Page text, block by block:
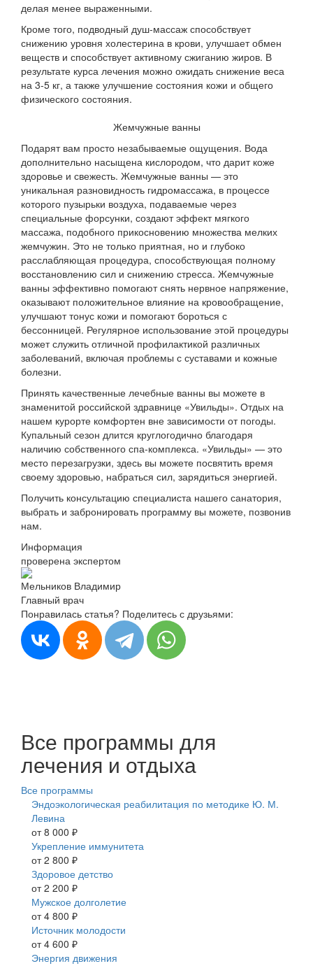
делая менее выраженными.
Кроме того, подводный душ-массаж способствует
снижению уровня холестерина в крови, улучшает обмен
веществ и способствует активному сжиганию жиров. В
результате курса лечения можно ожидать снижение веса
на 3-5 кг, а также улучшение состояния кожи и общего
физического состояния.
Жемчужные ванны
Подарят вам просто незабываемые ощущения. Вода
дополнительно насыщена кислородом, что дарит коже
здоровье и свежесть. Жемчужные ванны — это
уникальная разновидность гидромассажа, в процессе
которого пузырьки воздуха, подаваемые через
специальные форсунки, создают эффект мягкого
массажа, подобного прикосновению множества мелких
жемчужин. Это не только приятная, но и глубоко
расслабляющая процедура, способствующая полному
восстановлению сил и снижению стресса. Жемчужные
ванны эффективно помогают снять нервное напряжение,
оказывают положительное влияние на кровообращение,
улучшают тонус кожи и помогают бороться с
бессонницей. Регулярное использование этой процедуры
может служить отличной профилактикой различных
заболеваний, включая проблемы с суставами и кожные
болезни.
Принять качественные лечебные ванны вы можете в
знаменитой российской здравнице «Увильды». Отдых на
нашем курорте комфортен вне зависимости от погоды.
Купальный сезон длится круглогодично благодаря
наличию собственного спа-комплекса. «Увильды» — это
место перезагрузки, здесь вы можете посвятить время
своему здоровью, набраться сил, зарядиться энергией.
Получить консультацию специалиста нашего санатория,
выбрать и забронировать программу вы можете, позвонив
нам.
Информация
проверена экспертом
Мельников Владимир
Главный врач
Понравилась статья? Поделитесь с друзьями:
Все программы для
лечения и отдыха
Все программы
Эндоэкологическая реабилитация по методике Ю. М.
Левина
от 8 000 ₽
Укрепление иммунитета
от 2 800 ₽
Здоровое детство
от 2 200 ₽
Мужское долголетие
от 4 800 ₽
Источник молодости
от 4 600 ₽
Энергия движения